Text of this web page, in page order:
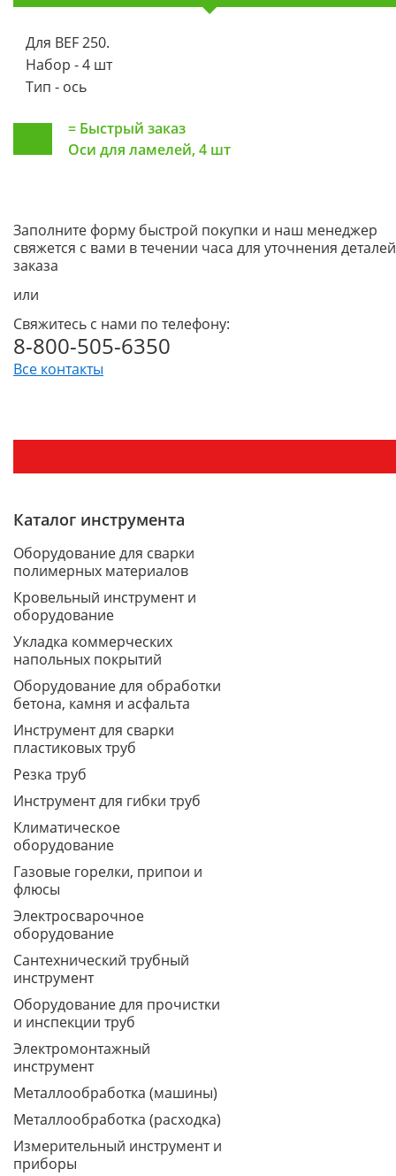
Для BEF 250.
Набор - 4 шт
Тип - ось
= Быстрый заказ
Оси для ламелей, 4 шт
Заполните форму быстрой покупки и наш менеджер
свяжется с вами в течении часа для уточнения деталей
заказа
или
Свяжитесь с нами по телефону:
8-800-505-6350
Все контакты
Каталог инструмента
Оборудование для сварки
полимерных материалов
Кровельный инструмент и
оборудование
Укладка коммерческих
напольных покрытий
Оборудование для обработки
бетона, камня и асфальта
Инструмент для сварки
пластиковых труб
Резка труб
Инструмент для гибки труб
Климатическое
оборудование
Газовые горелки, припои и
флюсы
Электросварочное
оборудование
Сантехнический трубный
инструмент
Оборудование для прочистки
и инспекции труб
Электромонтажный
инструмент
Металлообработка (машины)
Металлообработка (расходка)
Измерительный инструмент и
приборы